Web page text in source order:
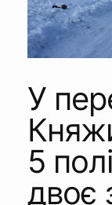
У
5
двоє